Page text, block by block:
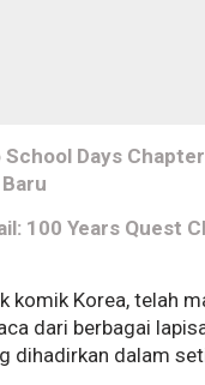
Days
100 Years Quest
komik Korea, telah
dari berbagai
dihadirkan dalam